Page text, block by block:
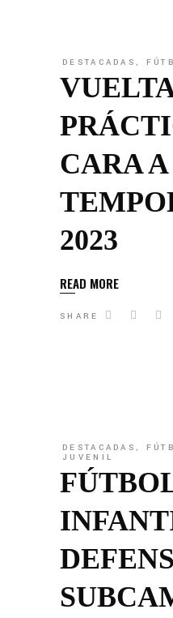
DESTACADAS ,
CARA
2023
READ MORE
SHARE
DESTACADAS,
JUVENIL